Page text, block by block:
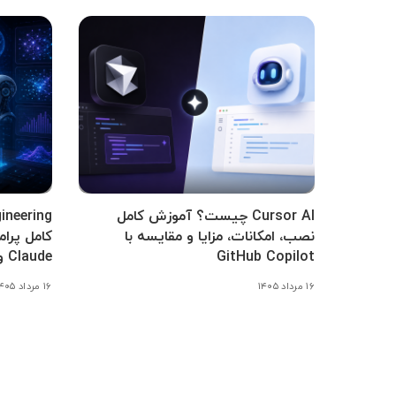
Cursor AI چیست؟ آموزش کامل
نصب، امکانات، مزایا و مقایسه با
GitHub Copilot
۱۶ مرداد ۱۴۰۵
Claude و Gemini
۱۶ مرداد ۱۴۰۵